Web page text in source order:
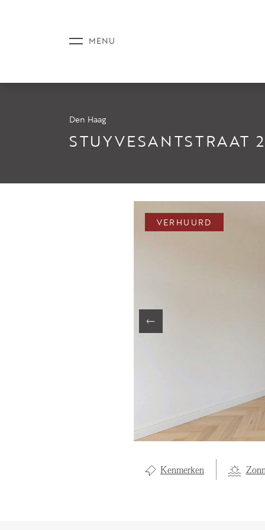
Den Haag
STUYVESANTSTRAAT
VERHUURD
Kenmerken
AANBOD
NIEUWS